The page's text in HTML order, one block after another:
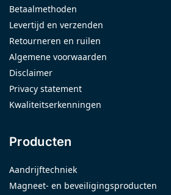
Betaalmethoden
Levertijd en verzenden
Retourneren en ruilen
Algemene voorwaarden
Disclaimer
Privacy statement
Kwaliteitserkenningen
Producten
Aandrijftechniek
Magneet- en beveiligingsproducten